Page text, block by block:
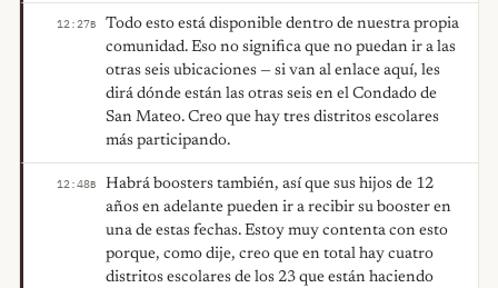
12:27B
Todo esto está disponible dentro de nuestra propia
comunidad. Eso no significa que no puedan ir a las
otras seis ubicaciones — si van al enlace aquí, les
dirá dónde están las otras seis en el Condado de
San Mateo. Creo que hay tres distritos escolares
más participando.
12:48B
Habrá boosters también, así que sus hijos de 12
años en adelante pueden ir a recibir su booster en
una de estas fechas. Estoy muy contenta con esto
porque, como dije, creo que en total hay cuatro
distritos escolares de los 23 que están haciendo